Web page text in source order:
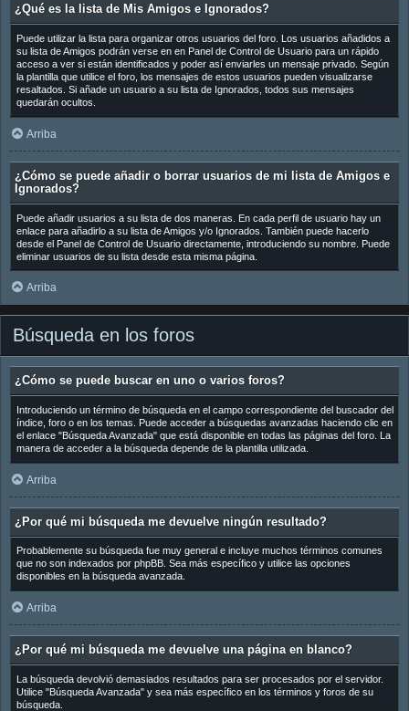
¿Qué es la lista de Mis Amigos e Ignorados?
Puede utilizar la lista para organizar otros usuarios del foro. Los usuarios añadidos a
su lista de Amigos podrán verse en en Panel de Control de Usuario para un rápido
acceso a ver si están identificados y poder así enviarles un mensaje privado. Según
la plantilla que utilice el foro, los mensajes de estos usuarios pueden visualizarse
resaltados. Si añade un usuario a su lista de Ignorados, todos sus mensajes
quedarán ocultos.
Arriba
¿Cómo se puede añadir o borrar usuarios de mi lista de Amigos e
Ignorados?
Puede añadir usuarios a su lista de dos maneras. En cada perfil de usuario hay un
enlace para añadirlo a su lista de Amigos y/o Ignorados. También puede hacerlo
desde el Panel de Control de Usuario directamente, introduciendo su nombre. Puede
eliminar usuarios de su lista desde esta misma página.
Arriba
Búsqueda en los foros
¿Cómo se puede buscar en uno o varios foros?
Introduciendo un término de búsqueda en el campo correspondiente del buscador del
índice, foro o en los temas. Puede acceder a búsquedas avanzadas haciendo clic en
el enlace "Búsqueda Avanzada" que está disponible en todas las páginas del foro. La
manera de acceder a la búsqueda depende de la plantilla utilizada.
Arriba
¿Por qué mi búsqueda me devuelve ningún resultado?
Probablemente su búsqueda fue muy general e incluye muchos términos comunes
que no son indexados por phpBB. Sea más específico y utilice las opciones
disponibles en la búsqueda avanzada.
Arriba
¿Por qué mi búsqueda me devuelve una página en blanco?
La búsqueda devolvió demasiados resultados para ser procesados por el servidor.
Utilice "Búsqueda Avanzada" y sea más específico en los términos y foros de su
búsqueda.